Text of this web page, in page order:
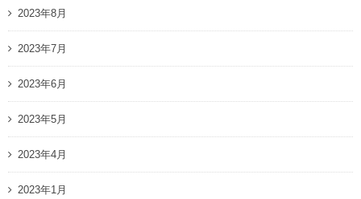
2023年8月
2023年7月
2023年6月
2023年5月
2023年4月
2023年1月